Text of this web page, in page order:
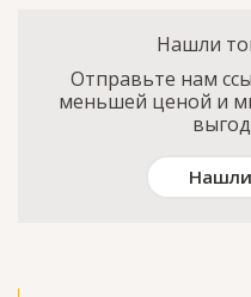
Нашли
Отправьте нам
меньшей ценой и